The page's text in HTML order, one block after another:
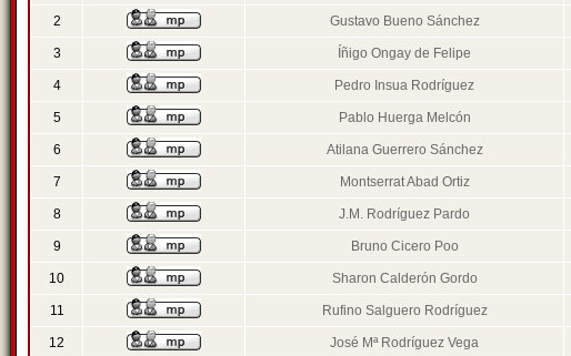
2 Gustavo Bueno Sánchez
3 Íñigo Ongay de Felipe
4 Pedro Insua Rodríguez
5 Pablo Huerga Melcón
6 Atilana Guerrero Sánchez
7 Montserrat Abad Ortiz
8 J.M. Rodríguez Pardo
9 Bruno Cicero Poo
10 Sharon Calderón Gordo
11 Rufino Salguero Rodríguez
12 José Mª Rodríguez Vega